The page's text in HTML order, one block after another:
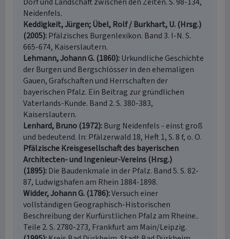
Neidenfels.
Keddigkeit, Jürgen; Übel, Rolf / Burkhart, U. (Hrsg.)
(2005) Pfälzisches Burgenlexikon. Band 3. I-N. S.
665-674, Kaiserslautern.
Lehmann, Johann G. (1860) Urkundliche Geschichte
der Burgen und Bergschlösser in den ehemaligen
Gauen, Grafschaften und Herrschaften der
bayerischen Pfalz. Ein Beitrag zur gründlichen
Vaterlands-Kunde. Band 2. S. 380-383,
Kaiserslautern.
Lenhard, Bruno (1972) Burg Neidenfels - einst groß
und bedeutend. In: Pfälzerwald 18, Heft 1, S. 8 f, o. O.
Pfälzische Kreisgesellschaft des bayerischen
Architecten- und Ingenieur-Vereins (Hrsg.)
(1895) Die Baudenkmale in der Pfalz. Band 5. S. 82-
87, Ludwigshafen am Rhein 1884-1898.
Widder, Johann G. (1786) Versuch einer
vollständigen Geographisch-Historischen
Beschreibung der Kurfürstlichen Pfalz am Rheine..
Teile 2. S. 2780-273, Frankfurt am Main/Leipzig.